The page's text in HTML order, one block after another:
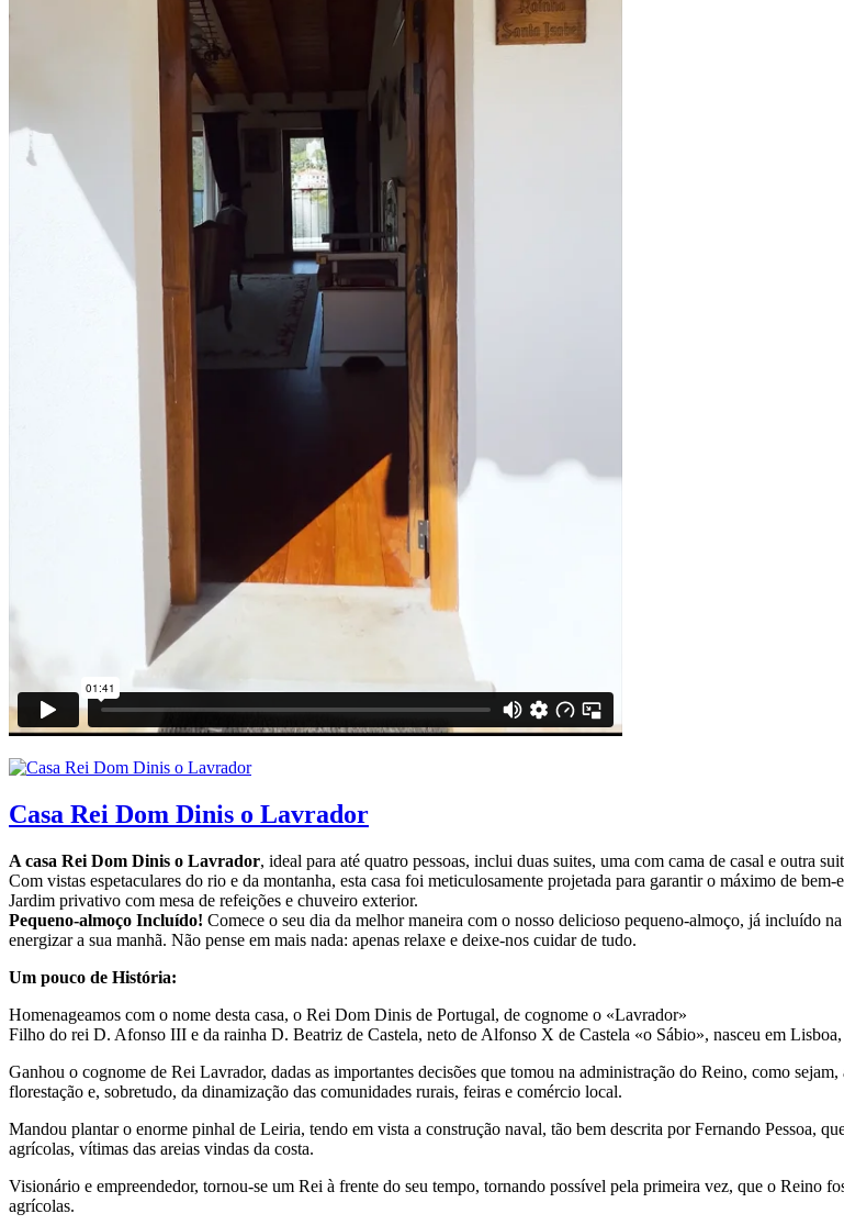
Casa Rei Dom Dinis o Lavrador
A casa Rei Dom Dinis o Lavrador, ideal para até quatro pessoas, inclui duas suites, uma com cama de casal e outra
Com vistas espetaculares do rio e da montanha, esta casa foi meticulosamente projetada para garantir o máximo de bem-
Jardim privativo com mesa de refeições e chuveiro exterior.
Pequeno-almoço Incluído! Comece o seu dia da melhor maneira com o nosso delicioso pequeno-almoço, já incluído
energizar a sua manhã. Não pense em mais nada: apenas relaxe e deixe-nos cuidar de tudo.
Um pouco de História:
Homenageamos com o nome desta casa, o Rei Dom Dinis de Portugal, de cognome o «Lavrador»
Filho do rei D. Afonso III e da rainha D. Beatriz de Castela, neto de Alfonso X de Castela «o Sábio», nasceu em
Ganhou o cognome de Rei Lavrador, dadas as importantes decisões que tomou na administração do Reino, como
florestação e, sobretudo, da dinamização das comunidades rurais, feiras e comércio local.
Mandou plantar o enorme pinhal de Leiria, tendo em vista a construção naval, tão bem descrita por Fernando Pessoa,
agrícolas, vítimas das areias vindas da costa.
Visionário e empreendedor, tornou-se um Rei à frente do seu tempo, tornando possível pela primeira vez, que o Reino
agrícolas.